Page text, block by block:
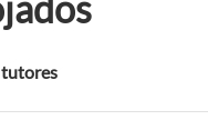
tutores